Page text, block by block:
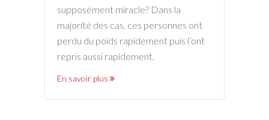
supposément miracle? Dans la
majorité des cas, ces personnes ont
perdu du poids rapidement puis l’ont
repris aussi rapidement.
En savoir plus